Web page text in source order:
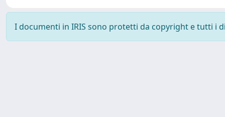
I documenti in IRIS sono protetti da copyright e tutti i